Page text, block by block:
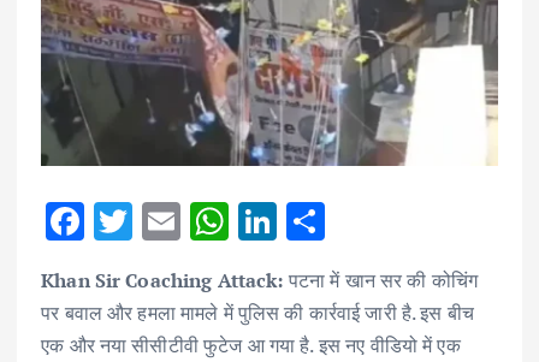
F
e
b
T
it
te
E
ai
l
W
at
s
Li
k
e
h
ar
e
Khan Sir Coaching Attack: पटना में खान सर की कोचिंग
पर बवाल और हमला मामले में पुलिस की कार्रवाई जारी है. इस बीच
एक और नया सीसीटीवी फुटेज आ गया है. इस नए वीडियो में एक